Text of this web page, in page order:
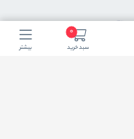
0
سبد خرید بیشتر